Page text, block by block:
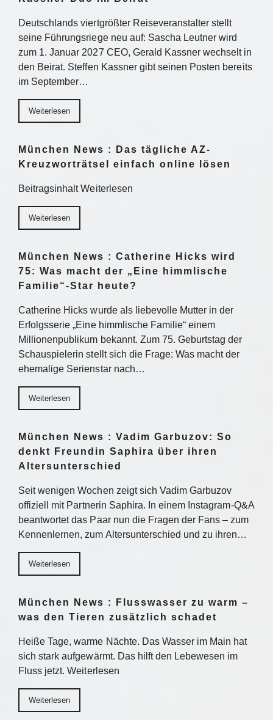
Deutschlands viertgrößter Reiseveranstalter stellt
seine Führungsriege neu auf: Sascha Leutner wird
zum 1. Januar 2027 CEO, Gerald Kassner wechselt in
den Beirat. Steffen Kassner gibt seinen Posten bereits
im September…
Weiterlesen
München News : Das tägliche AZ-
Kreuzworträtsel einfach online lösen
Beitragsinhalt Weiterlesen
Weiterlesen
München News : Catherine Hicks wird
75: Was macht der „Eine himmlische
Familie“-Star heute?
Catherine Hicks wurde als liebevolle Mutter in der
Erfolgsserie „Eine himmlische Familie“ einem
Millionenpublikum bekannt. Zum 75. Geburtstag der
Schauspielerin stellt sich die Frage: Was macht der
ehemalige Serienstar nach…
Weiterlesen
München News : Vadim Garbuzov: So
denkt Freundin Saphira über ihren
Altersunterschied
Seit wenigen Wochen zeigt sich Vadim Garbuzov
offiziell mit Partnerin Saphira. In einem Instagram-Q&A
beantwortet das Paar nun die Fragen der Fans – zum
Kennenlernen, zum Altersunterschied und zu ihren…
Weiterlesen
München News : Flusswasser zu warm –
was den Tieren zusätzlich schadet
Heiße Tage, warme Nächte. Das Wasser im Main hat
sich stark aufgewärmt. Das hilft den Lebewesen im
Fluss jetzt. Weiterlesen
Weiterlesen